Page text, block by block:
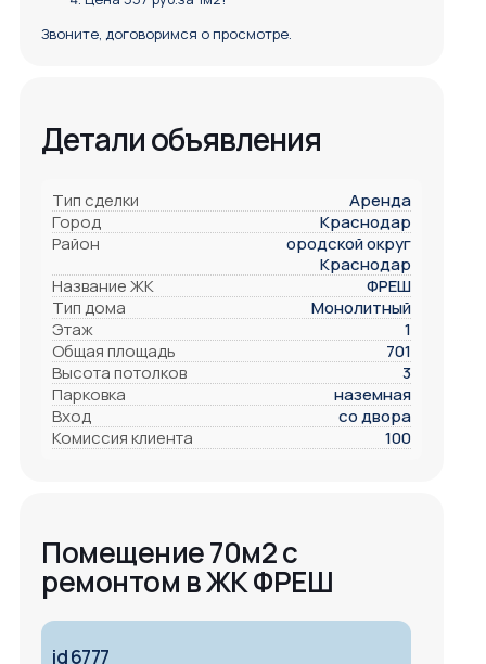
Звоните, договоримся о просмотре.
Детали объявления
Тип сделки
Аренда
Город
Краснодар
Район
ородской округ
Краснодар
Название ЖК
ФРЕШ
Тип дома
Монолитный
Этаж
1
Общая площадь
701
Высота потолков
3
Парковка
наземная
Вход
со двора
Комиссия клиента
100
Помещение 70м2 с
ремонтом в ЖК ФРЕШ
id 6777